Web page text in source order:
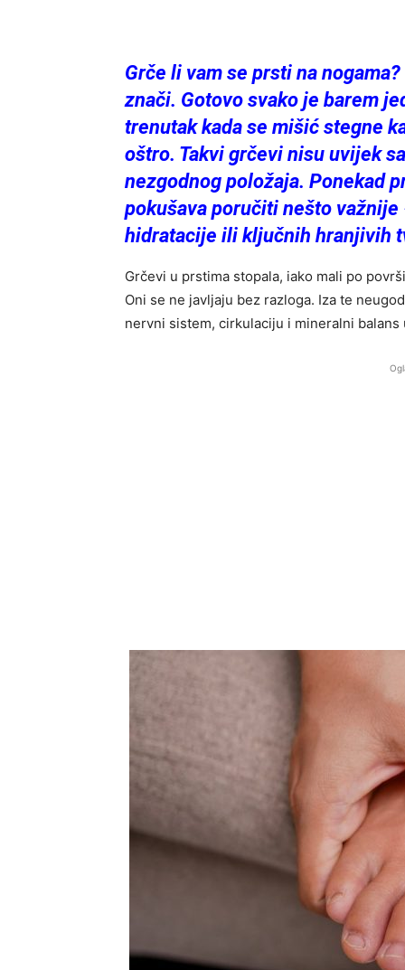
Grče li vam se prsti na
znači. Gotovo svako je barem
trenutak kada se mišić stegne
oštro. Takvi grčevi nisu uvijek
nezgodnog položaja. Ponekad
pokušava poručiti nešto
hidratacije ili ključnih hranjivih
Grčevi u prstima stopala, iako mali po
Oni se ne javljaju bez razloga. Iza te
nervni sistem, cirkulaciju i mineralni balans